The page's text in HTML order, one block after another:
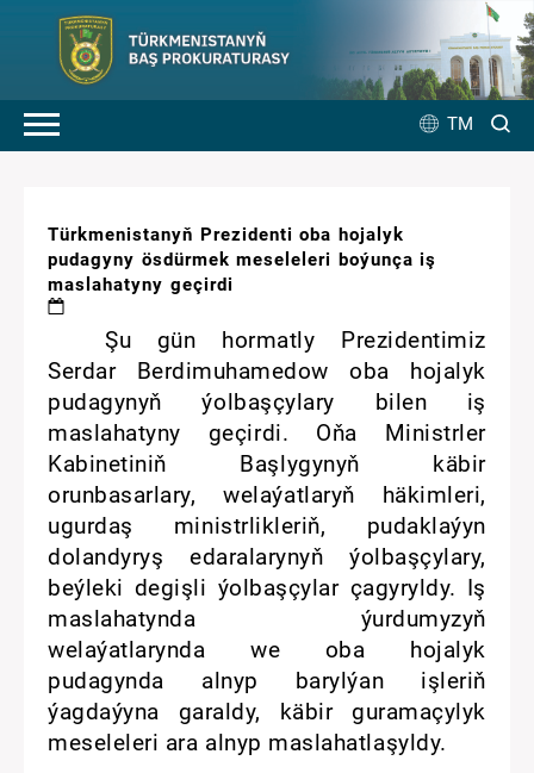
TM
Türkmenistanyň Prezidenti oba hojalyk
pudagyny ösdürmek meseleleri boýunça iş
maslahatyny geçirdi
Şu gün hormatly Prezidentimiz
Serdar Berdimuhamedow oba hojalyk
pudagynyň ýolbaşçylary bilen iş
maslahatyny geçirdi. Oňa Ministrler
Kabinetiniň Başlygynyň käbir
orunbasarlary, welaýatlaryň häkimleri,
ugurdaş ministrlikleriň, pudaklaýyn
dolandyryş edaralarynyň ýolbaşçylary,
beýleki degişli ýolbaşçylar çagyryldy. Iş
maslahatynda ýurdumyzyň
welaýatlarynda we oba hojalyk
pudagynda alnyp barylýan işleriň
ýagdaýyna garaldy, käbir guramaçylyk
meseleleri ara alnyp maslahatlaşyldy.